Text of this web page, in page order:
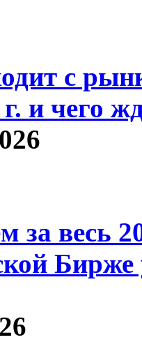
с
и чего
за весь